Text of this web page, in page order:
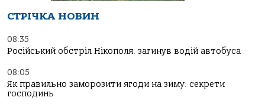
СТРІЧКА НОВИН
08:35
Російський обстріл Нікополя: загинув водій автобуса
08:05
Як правильно заморозити ягоди на зиму: секрети
господинь